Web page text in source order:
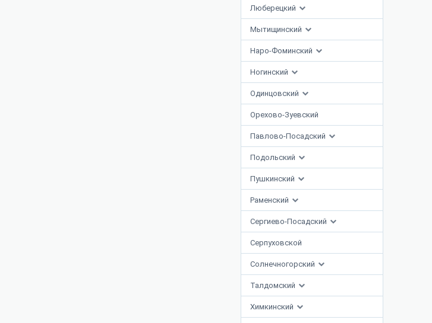
Люберецкий
Мытищинский
Наро-Фоминский
Ногинский
Одинцовский
Орехово-Зуевский
Павлово-Посадский
Подольский
Пушкинский
Раменский
Сергиево-Посадский
Серпуховской
Солнечногорский
Талдомский
Химкинский